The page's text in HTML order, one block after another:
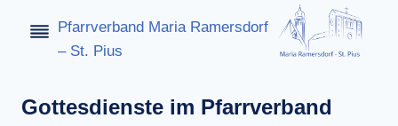
Inhalt
Pfarrverband Maria Ramersdorf
– St. Pius
Gottesdienste im Pfarrverband